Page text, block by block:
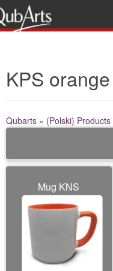
KPS orange
Qubarts » (Polski)
Mug KNS